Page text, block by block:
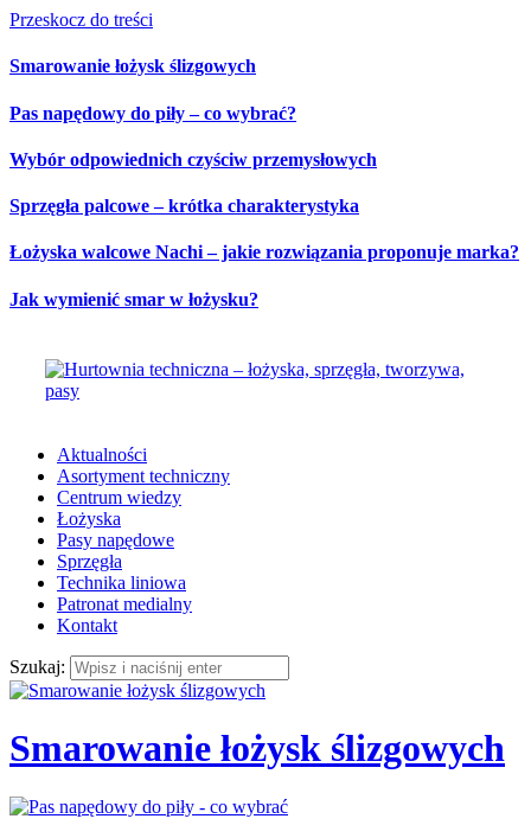
Przeskocz do treści
Smarowanie łożysk ślizgowych
Pas napędowy do piły – co wybrać?
Wybór odpowiednich czyściw przemysłowych
Sprzęgła palcowe – krótka charakterystyka
Łożyska walcowe Nachi – jakie rozwiązania proponuje marka?
Jak wymienić smar w łożysku?
Aktualności
Asortyment techniczny
Centrum wiedzy
Łożyska
Pasy napędowe
Sprzęgła
Technika liniowa
Patronat medialny
Kontakt
Szukaj:
Smarowanie łożysk ślizgowych